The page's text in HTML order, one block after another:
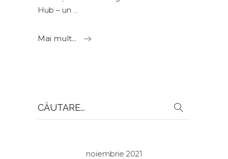
Hub – un
Mai mult...
Search
for:
noiembrie 2021